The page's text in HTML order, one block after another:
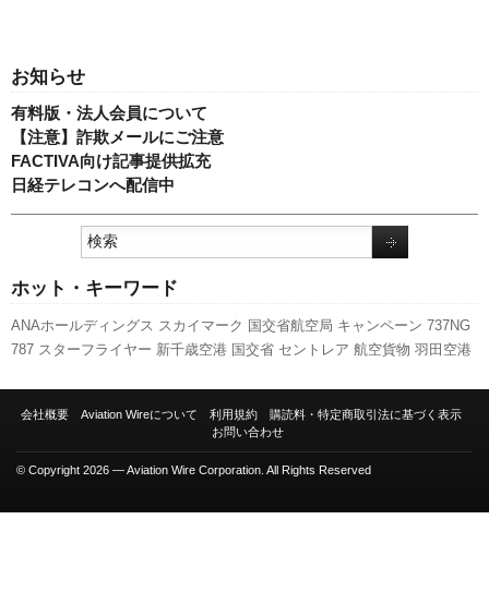
お知らせ
有料版・法人会員について
【注意】詐欺メールにご注意
FACTIVA向け記事提供拡充
日経テレコンへ配信中
ホット・キーワード
ANAホールディングス スカイマーク 国交省航空局 キャンペーン 737NG
787 スターフライヤー 新千歳空港 国交省 セントレア 航空貨物 羽田空港
記事 ボーイング A350 XWB エアバス 客室乗務員 ピーチ・アビエーショ
会社概要 Aviation Wireについて 利用規約
購読料・特定商取引法に基づく表示
お問い合わせ
© Copyright 2026 — Aviation Wire Corporation. All Rights Reserved